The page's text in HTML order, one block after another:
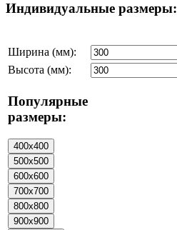
Индивидуальные размеры:
Ширина (мм):
Высота (мм):
Популярные
размеры: